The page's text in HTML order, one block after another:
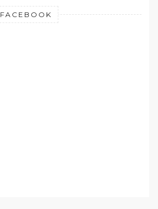
FACEBOOK